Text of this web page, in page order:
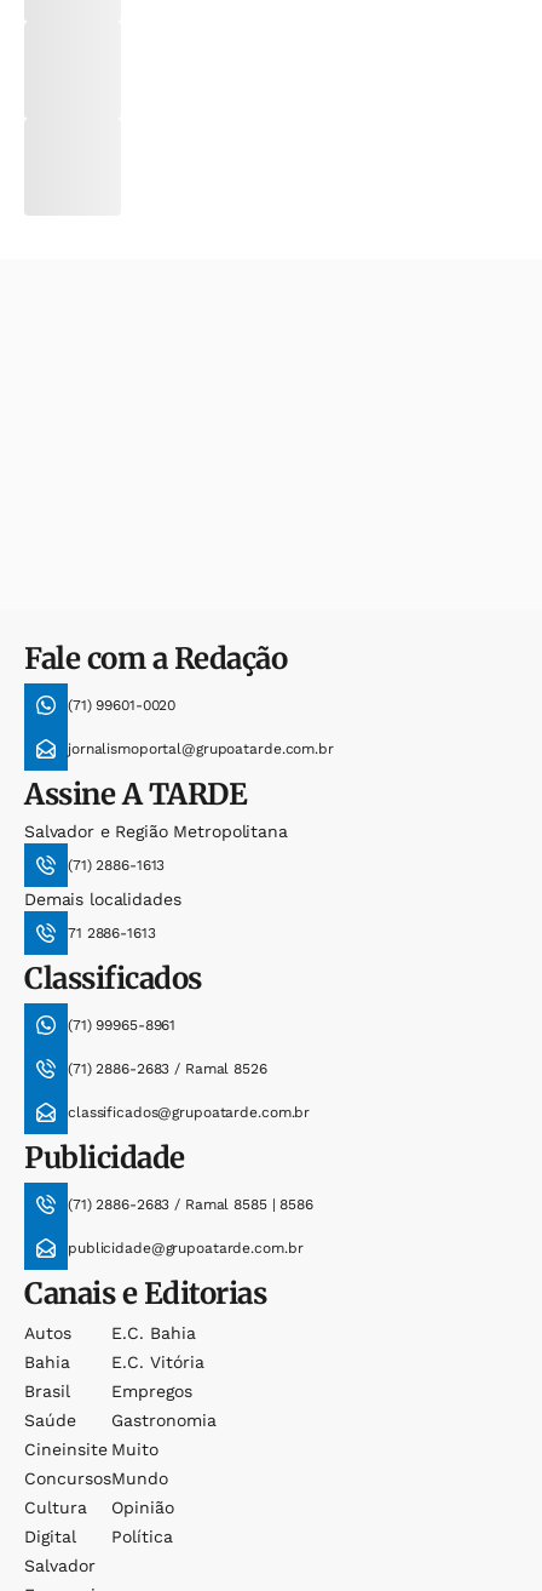
Fale com a Redação
(71) 99601-0020
jornalismoportal@grupoatarde.com.br
AssineA TARDE
Salvador e Região Metropolitana
(71) 2886-1613
Demais localidades
71 2886-1613
Classificados
(71) 99965-8961
(71) 2886-2683 / Ramal 8526
classificados@grupoatarde.com.br
Publicidade
(71) 2886-2683 / Ramal 8585 | 8586
publicidade@grupoatarde.com.br
Canais e Editorias
Autos
Bahia
Brasil
Saúde
Cineinsite
Concursos
Cultura
Digital
Salvador
E.c. Bahia
E.c. Vitória
Empregos
Gastronomia
Muito
Mundo
Opinião
Política